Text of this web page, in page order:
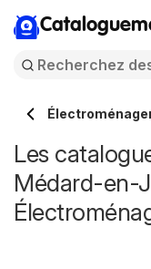
Les
Médard-en-